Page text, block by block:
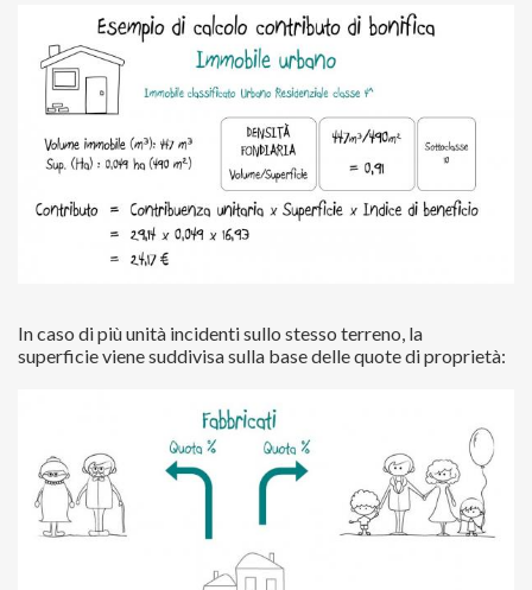
In caso di più unità incidenti sullo stesso terreno, la
superficie viene suddivisa sulla base delle quote di proprietà: